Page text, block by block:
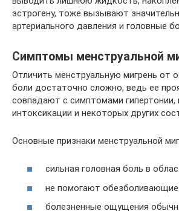
эстрогену, тоже вызывают
артериального давления и головные
Симптомы менструальной
Отличить менструальную мигрень от
боли достаточно сложно, ведь ее
совпадают с симптомами гипертонии,
интоксикации и некоторых других
Основные признаки менструальной
сильная головная боль в
не помогают обезболивающие
болезненные ощущения